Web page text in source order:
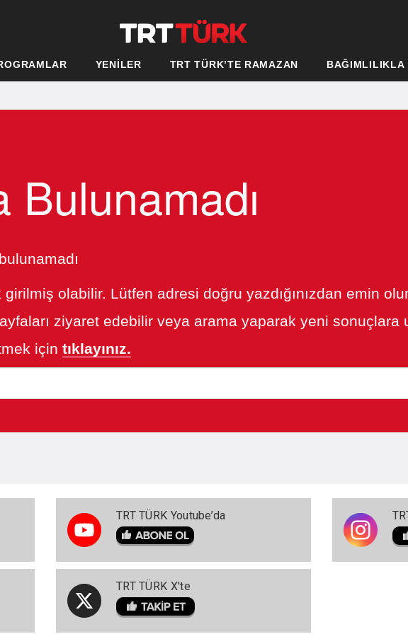
YENİLER TRT TÜRK’TE RAMAZAN BAĞIMLILIKLA
girilmiş olabilir. Lütfen adresi doğru yazdığınızdan emin
ziyaret edebilir veya arama yaparak yeni sonuçlara
için tıklayınız.
TRT TÜRK Youtube’da
TRT TÜRK X'te